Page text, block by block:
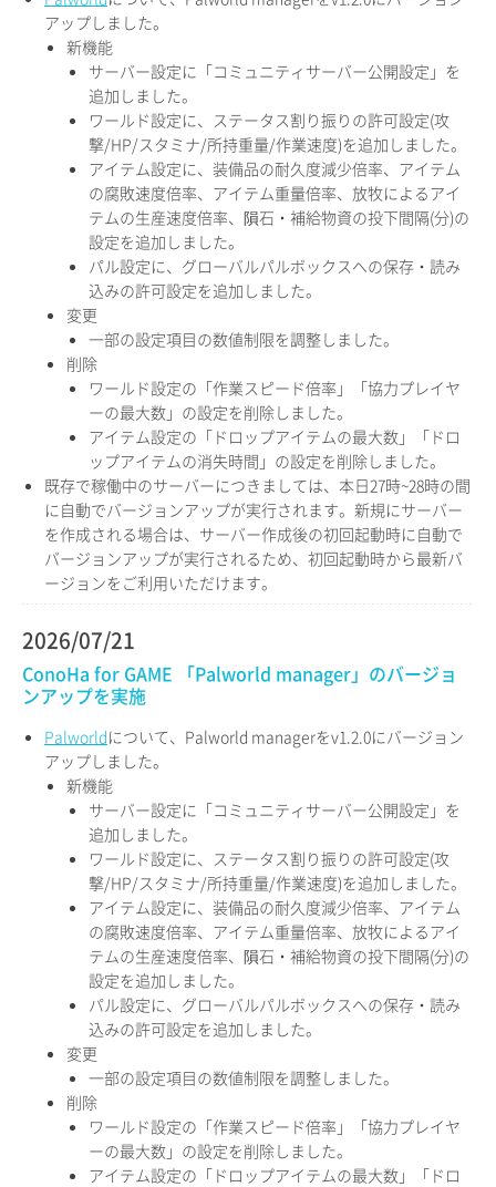
アップしました。
新機能
サーバー設定に「コミュニティサーバー公開設定」を
追加しました。
ワールド設定に、ステータス割り振りの許可設定(攻
撃/HP/スタミナ/所持重量/作業速度)を追加しました。
アイテム設定に、装備品の耐久度減少倍率、アイテム
の腐敗速度倍率、アイテム重量倍率、放牧によるアイ
テムの生産速度倍率、隕石・補給物資の投下間隔(分)の
設定を追加しました。
パル設定に、グローバルパルボックスへの保存・読み
込みの許可設定を追加しました。
変更
一部の設定項目の数値制限を調整しました。
削除
ワールド設定の「作業スピード倍率」「協力プレイヤ
ーの最大数」の設定を削除しました。
アイテム設定の「ドロップアイテムの最大数」「ドロ
ップアイテムの消失時間」の設定を削除しました。
既存で稼働中のサーバーにつきましては、本日27時~28時の間
に自動でバージョンアップが実行されます。新規にサーバー
を作成される場合は、サーバー作成後の初回起動時に自動で
バージョンアップが実行されるため、初回起動時から最新バ
ージョンをご利用いただけます。
2026/07/21
ConoHa for GAME 「Palworld manager」のバージョ
ンアップを実施
Palworldについて、Palworld managerをv1.2.0にバージョン
アップしました。
新機能
サーバー設定に「コミュニティサーバー公開設定」を
追加しました。
ワールド設定に、ステータス割り振りの許可設定(攻
撃/HP/スタミナ/所持重量/作業速度)を追加しました。
アイテム設定に、装備品の耐久度減少倍率、アイテム
の腐敗速度倍率、アイテム重量倍率、放牧によるアイ
テムの生産速度倍率、隕石・補給物資の投下間隔(分)の
設定を追加しました。
パル設定に、グローバルパルボックスへの保存・読み
込みの許可設定を追加しました。
変更
一部の設定項目の数値制限を調整しました。
削除
ワールド設定の「作業スピード倍率」「協力プレイヤ
ーの最大数」の設定を削除しました。
アイテム設定の「ドロップアイテムの最大数」「ドロ